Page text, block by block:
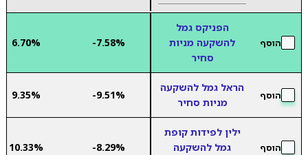
הוסף
הפניקס גמל
להשקעה מניות
סחיר
-7.58%
6.70%
הוסף
הראל גמל להשקעה
מניות סחיר
-9.51%
9.35%
הוסף
ילין לפידות קופת
גמל להשקעה
-8.29%
10.33%